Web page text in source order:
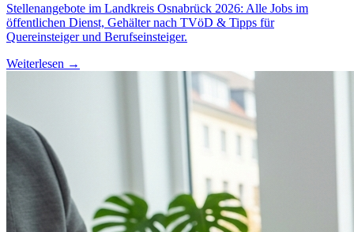
Stellenangebote im Landkreis Osnabrück 2026: Alle Jobs im
öffentlichen Dienst, Gehälter nach TVöD & Tipps für
Quereinsteiger und Berufseinsteiger.
Weiterlesen →